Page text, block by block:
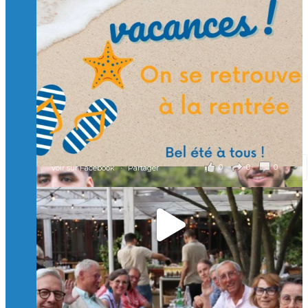
et contribuons ensemble à former les générations
d’ingénieurs de demain. 🙏
Merci à tous !
🎯 Taxe d’apprentissage 2026 : avec l'Isep, investissez pour
un numérique au service de l'humain !
À l’Isep, nous formons des ingénieurs, des bachelors, des
Mastères Spécialisés, qui allient excellence technologique et
valeurs humaines, au cœur de notre pro
...Voir plus
il y a 2 mois
0 0 0
Voir sur Facebook · Partager
🚀Afterwork à Genève 🚀
🥳 Le 22 avril dernier, 14 Alumni vivant / travaillant
en Suisse ont partagé un moment convivial de
retrouvailles et d'échanges !
Merci à tous pour votre présence et à Alexandre